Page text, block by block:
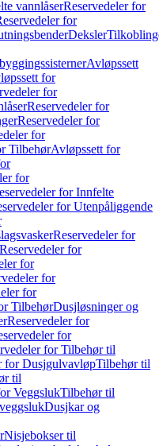
vannlåserReservedeler for
for
Deksler
Avløpssett
for
for
Reservedeler for
Reservedeler for
for
TilbehørAvløpssett for
for
for Innfelte
for Utenpåliggende
Reservedeler for
Reservedeler for
for
for
for
TilbehørDusjløsninger og
Reservedeler for
for
for Tilbehør til
for DusjgulvavløpTilbehør til
til
VeggslukTilbehør til
Dusjkar og
Nisjebokser til